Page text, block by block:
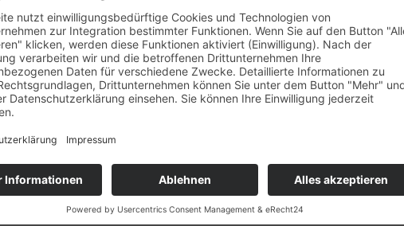
sieht vor, dass für das Entnehmen und
eine Gebühr erhoben wird. Diese beträgt
sollen gemäß der EU-
Renaturierung von Fließgewässern eingesetzt
Umweltminister, betont: "Jede Wasserentnahme
entgeltpflichtig. Das gilt selbstverständlich
von Rest-Seen."
Aspekte
Rhein wasserrechtliche Gebühren wirft auch